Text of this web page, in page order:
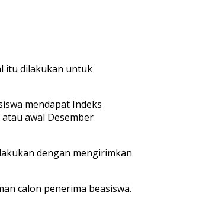
itu dilakukan untuk
mendapat Indeks
awal Desember
dengan mengirimkan
calon penerima beasiswa.